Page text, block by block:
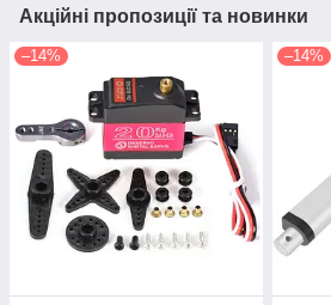
Акційні пропозиції та новинки
–14% –14%